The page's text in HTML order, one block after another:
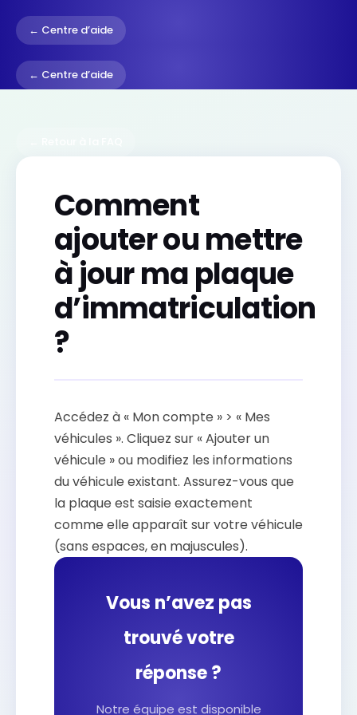
← Centre d’aide
← Centre d’aide
Comment
ajouter ou mettre
à jour ma plaque
d’immatriculation
?
Accédez à « Mon compte » > « Mes
véhicules ». Cliquez sur « Ajouter un
véhicule » ou modifiez les informations
du véhicule existant. Assurez-vous que
la plaque est saisie exactement
comme elle apparaît sur votre véhicule
(sans espaces, en majuscules).
Vous n’avez pas
trouvé votre
réponse ?
Notre équipe est disponible